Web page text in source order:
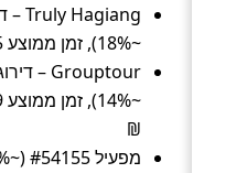
~18%), זמן ממוצע 5 שעות, מחיר ממוצע ~43 ₪
₪